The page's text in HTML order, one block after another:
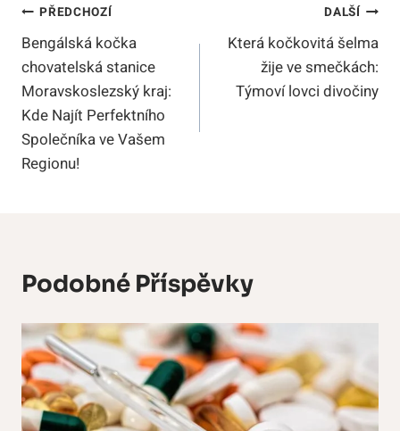
Navigace
Pro
Příspěvek
PŘEDCHOZÍ
Bengálská kočka
chovatelská stanice
Moravskoslezský kraj:
Kde Najít Perfektního
Společníka ve Vašem
Regionu!
DALŠÍ
Která kočkovitá šelma
žije ve smečkách:
Týmoví lovci divočiny
Podobné Příspěvky